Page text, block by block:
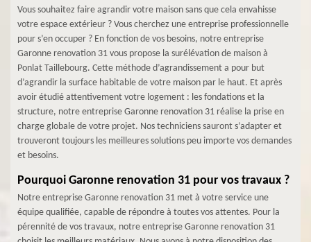
Vous souhaitez faire agrandir votre maison sans que cela envahisse
votre espace extérieur ? Vous cherchez une entreprise professionnelle
pour s’en occuper ? En fonction de vos besoins, notre entreprise
Garonne renovation 31 vous propose la surélévation de maison à
Ponlat Taillebourg. Cette méthode d’agrandissement a pour but
d’agrandir la surface habitable de votre maison par le haut. Et après
avoir étudié attentivement votre logement : les fondations et la
structure, notre entreprise Garonne renovation 31 réalise la prise en
charge globale de votre projet. Nos techniciens sauront s’adapter et
trouveront toujours les meilleures solutions peu importe vos demandes
et besoins.
Pourquoi Garonne renovation 31 pour vos travaux ?
Notre entreprise Garonne renovation 31 met à votre service une
équipe qualifiée, capable de répondre à toutes vos attentes. Pour la
pérennité de vos travaux, notre entreprise Garonne renovation 31